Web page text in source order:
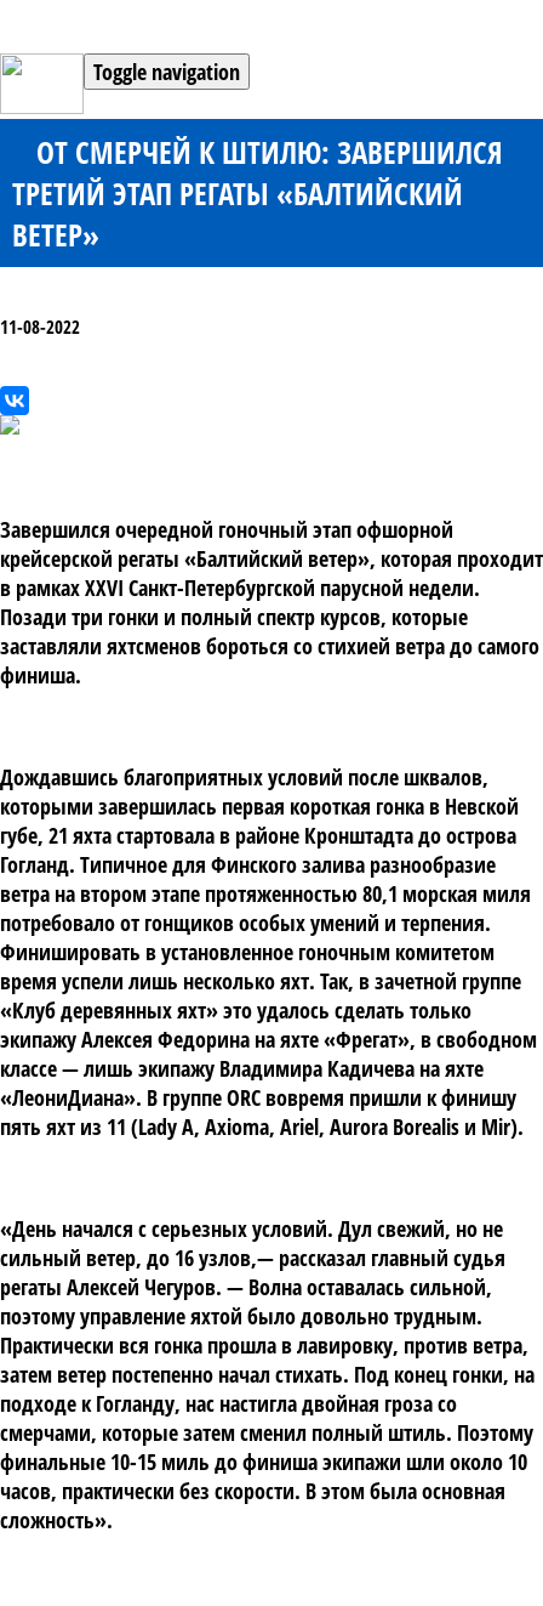
Toggle navigation
ОТ СМЕРЧЕЙ К ШТИЛЮ: ЗАВЕРШИЛСЯ
ТРЕТИЙ ЭТАП РЕГАТЫ «БАЛТИЙСКИЙ
ВЕТЕР»
11-08-2022
Завершился очередной гоночный этап офшорной
крейсерской регаты «Балтийский ветер», которая проходит
в рамках XXVI Санкт-Петербургской парусной недели.
Позади три гонки и полный спектр курсов, которые
заставляли яхтсменов бороться со стихией ветра до самого
финиша.
Дождавшись благоприятных условий после шквалов,
которыми завершилась первая короткая гонка в Невской
губе, 21 яхта стартовала в районе Кронштадта до острова
Гогланд. Типичное для Финского залива разнообразие
ветра на втором этапе протяженностью 80,1 морская миля
потребовало от гонщиков особых умений и терпения.
Финишировать в установленное гоночным комитетом
время успели лишь несколько яхт. Так, в зачетной группе
«Клуб деревянных яхт» это удалось сделать только
экипажу Алексея Федорина на яхте «Фрегат», в свободном
классе — лишь экипажу Владимира Кадичева на яхте
«ЛеониДиана». В группе ORC вовремя пришли к финишу
пять яхт из 11 (Lady A, Axioma, Ariel, Aurora Borealis и Mir).
«День начался с серьезных условий. Дул свежий, но не
сильный ветер, до 16 узлов,— рассказал главный судья
регаты Алексей Чегуров. — Волна оставалась сильной,
поэтому управление яхтой было довольно трудным.
Практически вся гонка прошла в лавировку, против ветра,
затем ветер постепенно начал стихать. Под конец гонки, на
подходе к Гогланду, нас настигла двойная гроза со
смерчами, которые затем сменил полный штиль. Поэтому
финальные 10-15 миль до финиша экипажи шли около 10
часов, практически без скорости. В этом была основная
сложность».